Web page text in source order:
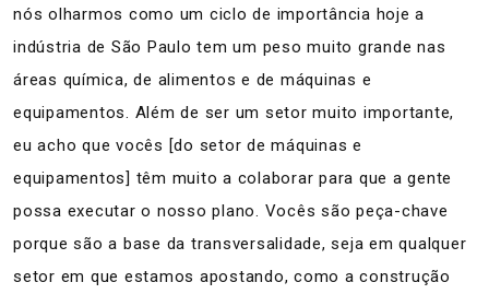
nós olharmos como um ciclo de importância hoje a
indústria de São Paulo tem um peso muito grande nas
áreas química, de alimentos e de máquinas e
equipamentos. Além de ser um setor muito importante,
eu acho que vocês [do setor de máquinas e
equipamentos] têm muito a colaborar para que a gente
possa executar o nosso plano. Vocês são peça-chave
porque são a base da transversalidade, seja em qualquer
setor em que estamos apostando, como a construção